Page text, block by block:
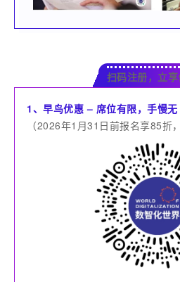
扫码注册，立享
1、早鸟优惠 – 席位有限，手慢无
（2026年1月31日前报名享85折